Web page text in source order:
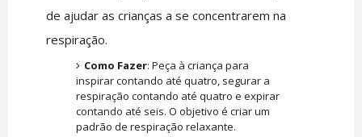
de ajudar as crianças a se concentrarem na
respiração.
Como Fazer: Peça à criança para
inspirar contando até quatro, segurar a
respiração contando até quatro e expirar
contando até seis. O objetivo é criar um
padrão de respiração relaxante.